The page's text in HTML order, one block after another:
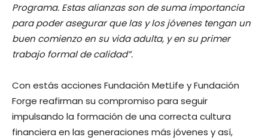
Programa. Estas alianzas son de suma importancia
para poder asegurar que las y los jóvenes tengan un
buen comienzo en su vida adulta, y en su primer
trabajo formal de calidad”.
Con estás acciones Fundación MetLife y Fundación
Forge reafirman su compromiso para seguir
impulsando la formación de una correcta cultura
financiera en las generaciones más jóvenes y así,